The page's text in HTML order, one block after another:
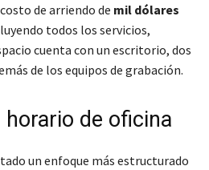
de arriendo de mil dólares
todos los servicios,
cuenta con un escritorio, dos
de los equipos de grabación.
horario de oficina
un enfoque más estructurado